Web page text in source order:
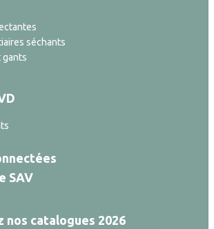
séchants
gants
SAV
nos catalogues 2026